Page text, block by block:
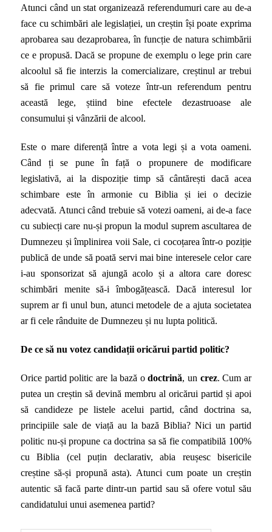
Atunci când un stat organizează referendumuri care au de-a
face cu schimbări ale legislației, un creștin își poate exprima
aprobarea sau dezaprobarea, în funcție de natura schimbării
ce e propusă. Dacă se propune de exemplu o lege prin care
alcoolul să fie interzis la comercializare, creștinul ar trebui
să fie primul care să voteze într-un referendum pentru
această lege, știind bine efectele dezastruoase ale
consumului și vânzării de alcool.
Este o mare diferență între a vota legi și a vota oameni.
Când ți se pune în față o propunere de modificare
legislativă, ai la dispoziție timp să cântărești dacă acea
schimbare este în armonie cu Biblia și iei o decizie
adecvată. Atunci când trebuie să votezi oameni, ai de-a face
cu subiecți care nu-și propun la modul suprem ascultarea de
Dumnezeu și împlinirea voii Sale, ci cocoțarea într-o poziție
publică de unde să poată servi mai bine interesele celor care
i-au sponsorizat să ajungă acolo și a altora care doresc
schimbări menite să-i îmbogățească. Dacă interesul lor
suprem ar fi unul bun, atunci metodele de a ajuta societatea
ar fi cele rânduite de Dumnezeu și nu lupta politică.
De ce să nu votez candidații oricărui partid politic?
Orice partid politic are la bază odoctrină, un crez. Cum ar
putea un creștin să devină membru al oricărui partid și apoi
să candideze pe listele acelui partid, când doctrina sa,
principiile sale de viață au la bază Biblia? Nici un partid
politic nu-și propune ca doctrina sa să fie compatibilă 100%
cu Biblia (cel puțin declarativ, abia reușesc bisericile
creștine să-și propună asta). Atunci cum poate un creștin
autentic să facă parte dintr-un partid sau să ofere votul său
candidatului unui asemenea partid?